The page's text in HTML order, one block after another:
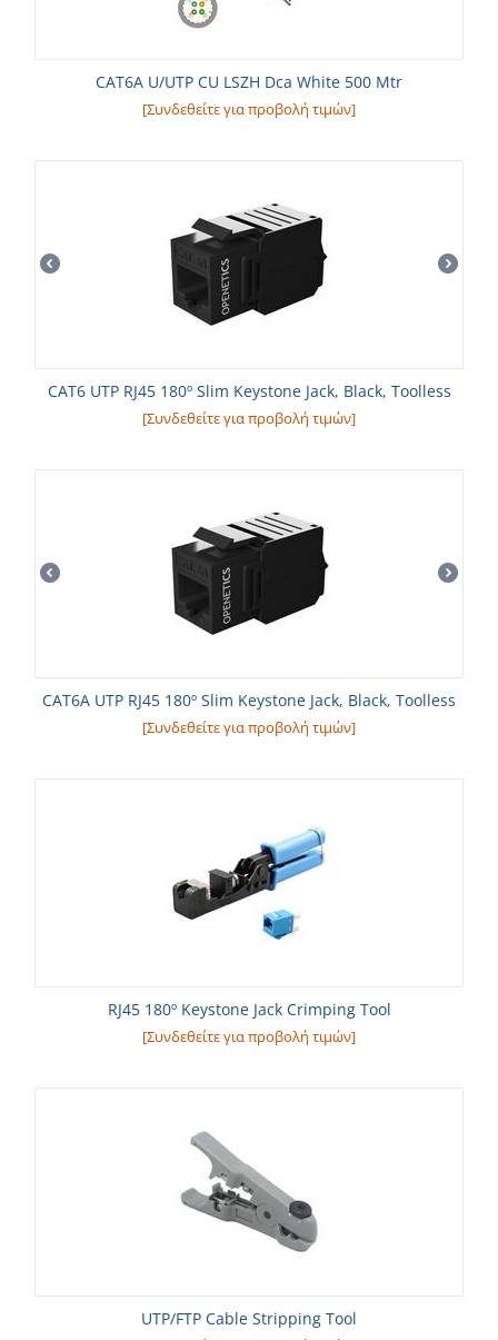
CAT6A U/UTP CU LSZH Dca White 500 Mtr
[Συνδεθείτε για προβολή τιμών]
CAT6 UTP RJ45 180º Slim Keystone Jack, Black, Toolless
[Συνδεθείτε για προβολή τιμών]
CAT6A UTP RJ45 180º Slim Keystone Jack, Black, Toolless
[Συνδεθείτε για προβολή τιμών]
RJ45 180º Keystone Jack Crimping Tool
[Συνδεθείτε για προβολή τιμών]
UTP/FTP Cable Stripping Tool